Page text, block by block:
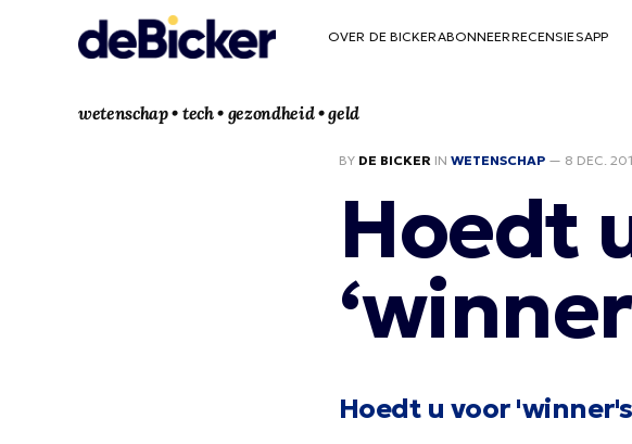
OVER DE BICKERABONNEERRECENSIESAPP
wetenschap • tech • gezondheid • geld
BY DE BICKER IN WETENSCHAP — 8 DEC.
Hoedt
Hoedt u voor